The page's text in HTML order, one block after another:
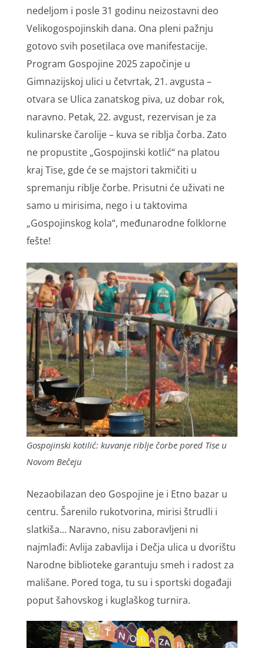
nedeljom i posle 31 godinu neizostavni deo
Velikogospojinskih dana. Ona pleni pažnju
gotovo svih posetilaca ove manifestacije.
Program Gospojine 2025 započinje u
Gimnazijskoj ulici u četvrtak, 21. avgusta –
otvara se Ulica zanatskog piva, uz dobar rok,
naravno. Petak, 22. avgust, rezervisan je za
kulinarske čarolije – kuva se riblja čorba. Zato
ne propustite „Gospojinski kotlić“ na platou
kraj Tise, gde će se majstori takmičiti u
spremanju riblje čorbe. Prisutni će uživati ne
samo u mirisima, nego i u taktovima
„Gospojinskog kola“, međunarodne folklorne
fešte!
Gospojinski kotilić: kuvanje riblje čorbe pored Tise u
Novom Bečeju
Nezaobilazan deo Gospojine je i Etno bazar u
centru. Šarenilo rukotvorina, mirisi štrudli i
slatkiša... Naravno, nisu zaboravljeni ni
najmlađi: Avlija zabavlija i Dečja ulica u dvorištu
Narodne biblioteke garantuju smeh i radost za
mališane. Pored toga, tu su i sportski događaji
poput šahovskog i kuglaškog turnira.